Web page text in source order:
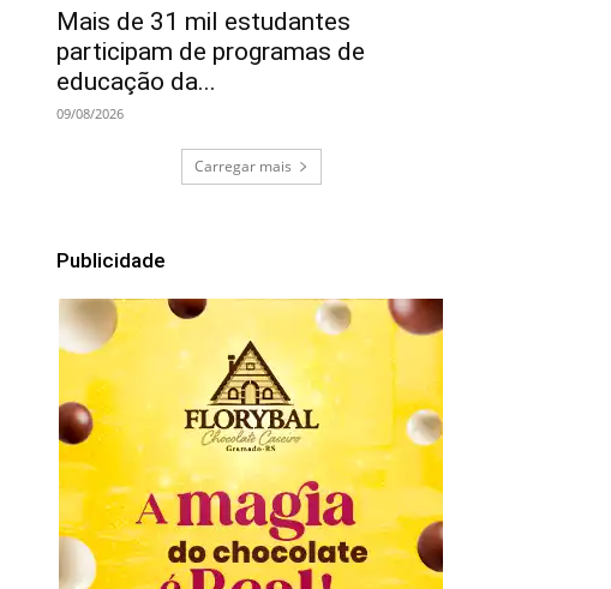
Mais de 31 mil estudantes
participam de programas de
educação da...
09/08/2026
Carregar mais
Publicidade